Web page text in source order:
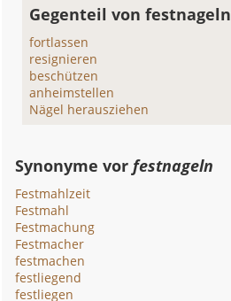
Gegenteil von festnageln
fortlassen
resignieren
beschützen
anheimstellen
Nägel herausziehen
Synonyme vorfestnageln
Festmahlzeit
Festmahl
Festmachung
Festmacher
festmachen
festliegend
festliegen